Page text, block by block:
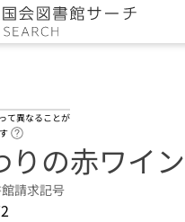
て異なることが
りの赤ワイン
請求記号